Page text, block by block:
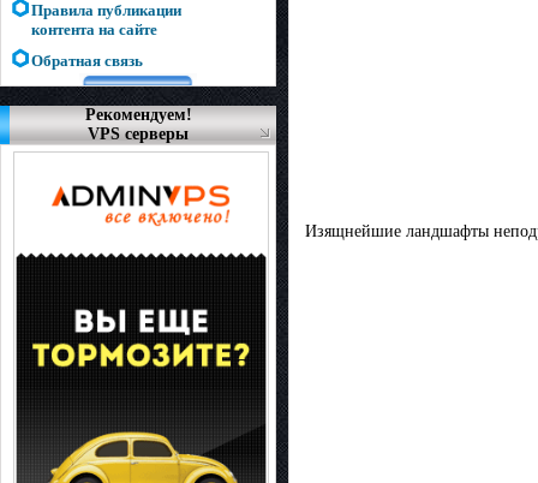
Правила публикации
контента на сайте
Обратная связь
Рекомендуем!
VPS серверы
Изящнейшие ландшафты